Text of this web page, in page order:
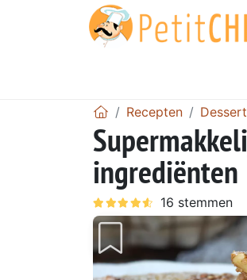
Recepten Dessert
ingrediënten